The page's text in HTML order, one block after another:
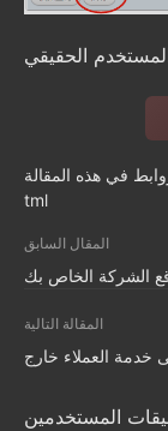
tml
المقال السابق
المقالة التالية
المستخدمين